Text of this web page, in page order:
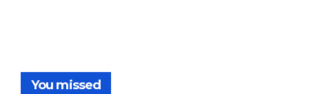
You missed